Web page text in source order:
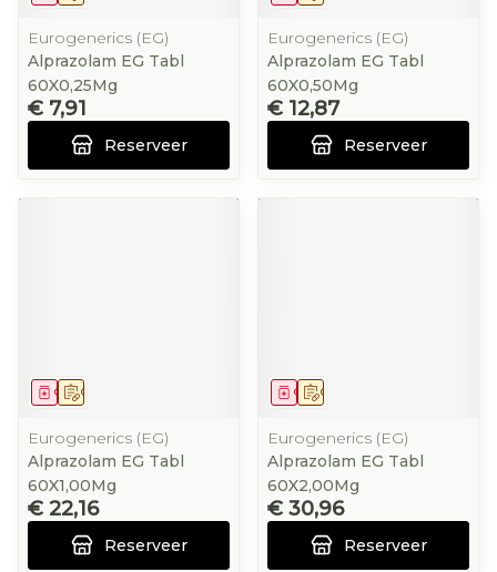
Eurogenerics (EG)
Alprazolam EG Tabl
60X0,25Mg
€ 7,91
Reserveer
Eurogenerics (EG)
Alprazolam EG Tabl
60X0,50Mg
€ 12,87
Reserveer
Op voorschrift
Geneesmiddel
Eurogenerics (EG)
Alprazolam EG Tabl
60X1,00Mg
€ 22,16
Reserveer
Op voorschrift
Geneesmiddel
Eurogenerics (EG)
Alprazolam EG Tabl
60X2,00Mg
€ 30,96
Reserveer